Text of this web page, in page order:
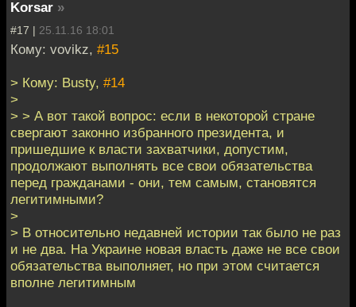
Korsar »
#17 | 25.11.16 18:01
Кому: vovikz, #15
> Кому: Busty, #14
>
> > А вот такой вопрос: если в некоторой стране
свергают законно избранного президента, и
пришедшие к власти захватчики, допустим,
продолжают выполнять все свои обязательства
перед гражданами - они, тем самым, становятся
легитимными?
>
> В относительно недавней истории так было не раз
и не два. На Украине новая власть даже не все свои
обязательства выполняет, но при этом считается
вполне легитимным